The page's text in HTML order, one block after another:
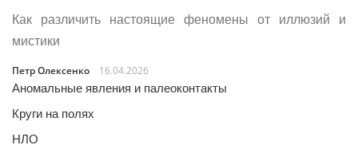
Как различить настоящие феномены от иллюзий и
мистики
Петр Олексенко
16.04.2026
Аномальные явления и палеоконтакты
Круги на полях
НЛО